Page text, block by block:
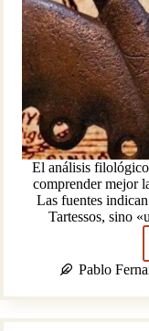
El análisis
comprender mejor
Las fuentes
Tartessos, sino
Pablo